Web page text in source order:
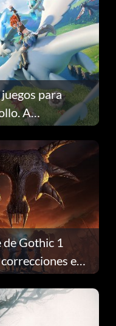
para
A
por qué.
Gothic 1
en